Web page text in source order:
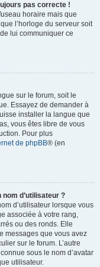
pas correcte !
horaire mais que
l’horloge du serveur soit
lui communiquer ce
sur le forum, soit le
Essayez de demander à
installer la langue que
vous êtes libre de vous
Pour plus
de phpBB® (en
d’utilisateur ?
d’utilisateur lorsque vous
associée à votre rang,
ou des ronds. Elle
messages que vous avez
sur le forum. L’autre
sous le nom d’avatar
utilisateur.